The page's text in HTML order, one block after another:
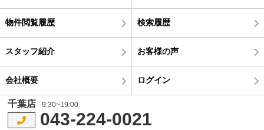
物件閲覧履歴 検索履歴
スタッフ紹介 お客様の声
会社概要 ログイン
千葉店 9:30~19:00
043-224-0021